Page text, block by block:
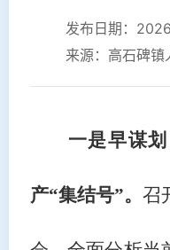
发布日期：
来源：高石碑镇
一是早谋
产“集结号”。召